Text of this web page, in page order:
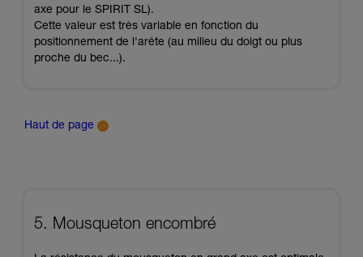
axe pour le SPIRIT SL).
Cette valeur est très variable en fonction du
positionnement de l'arête (au milieu du doigt ou plus
proche du bec...).
Haut de page
5. Mousqueton encombré